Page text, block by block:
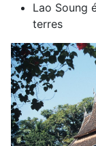
Lao Soung
terres